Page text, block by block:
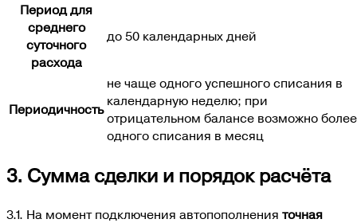
Период для
среднего
суточного
расхода
до 50 календарных дней
Периодичность
не чаще одного успешного списания в
календарную неделю; при
отрицательном балансе возможно более
одного списания в месяц
3. Сумма сделки и порядок расчёта
3.1. На момент подключения автопополнения точная